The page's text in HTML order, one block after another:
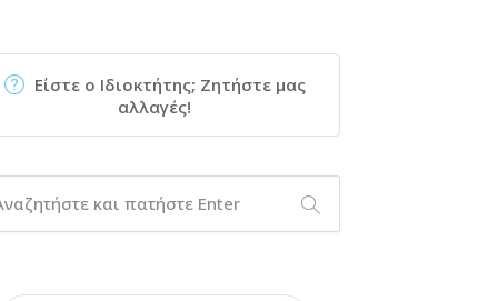
Είστε ο Ιδιοκτήτης; Ζητήστε μας
αλλαγές!